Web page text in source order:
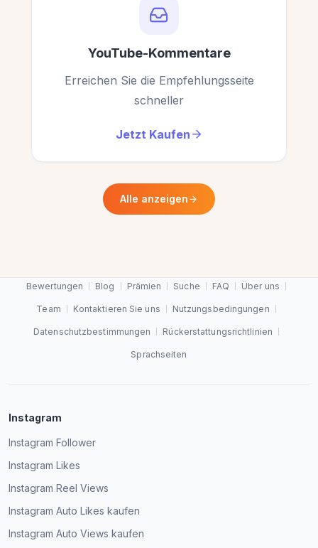
YouTube-Kommentare
Erreichen Sie die Empfehlungsseite
schneller
Jetzt Kaufen
Alle anzeigen
Bewertungen Blog Prämien Suche FAQ Über uns
Team Kontaktieren Sie uns Nutzungsbedingungen
Datenschutzbestimmungen Rückerstattungsrichtlinien
Sprachseiten
Instagram
Instagram Follower
Instagram Likes
Instagram Reel Views
Instagram Auto Likes kaufen
Instagram Auto Views kaufen